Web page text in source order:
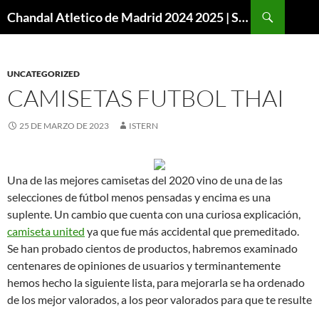
Chandal Atletico de Madrid 2024 2025 | SuperVigo
UNCATEGORIZED
CAMISETAS FUTBOL THAI
25 DE MARZO DE 2023 ISTERN
Una de las mejores camisetas del 2020 vino de una de las
selecciones de fútbol menos pensadas y encima es una
suplente. Un cambio que cuenta con una curiosa explicación,
camiseta united ya que fue más accidental que premeditado.
Se han probado cientos de productos, habremos examinado
centenares de opiniones de usuarios y terminantemente
hemos hecho la siguiente lista, para mejorarla se ha ordenado
de los mejor valorados, a los peor valorados para que te resulte